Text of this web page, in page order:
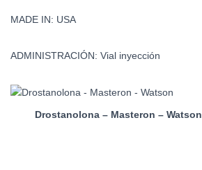
MADE IN: USA
ADMINISTRACIÓN: Vial inyección
Drostanolona – Masteron – Watson